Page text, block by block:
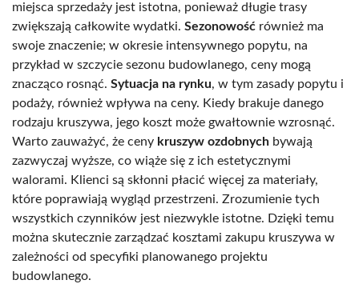
miejsca sprzedaży jest istotna, ponieważ długie trasy
zwiększają całkowite wydatki. Sezonowość również ma
swoje znaczenie; w okresie intensywnego popytu, na
przykład w szczycie sezonu budowlanego, ceny mogą
znacząco rosnąć. Sytuacja na rynku, w tym zasady popytu i
podaży, również wpływa na ceny. Kiedy brakuje danego
rodzaju kruszywa, jego koszt może gwałtownie wzrosnąć.
Warto zauważyć, że ceny kruszyw ozdobnych bywają
zazwyczaj wyższe, co wiąże się z ich estetycznymi
walorami. Klienci są skłonni płacić więcej za materiały,
które poprawiają wygląd przestrzeni. Zrozumienie tych
wszystkich czynników jest niezwykle istotne. Dzięki temu
można skutecznie zarządzać kosztami zakupu kruszywa w
zależności od specyfiki planowanego projektu
budowlanego.